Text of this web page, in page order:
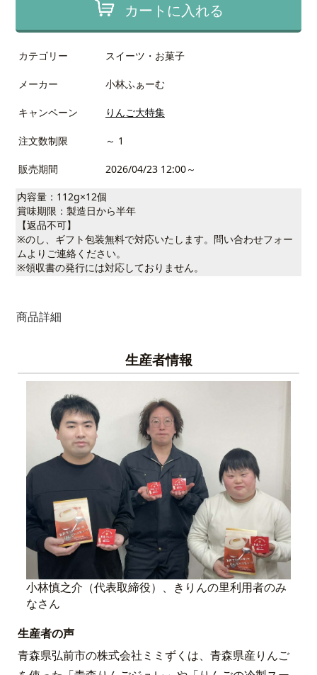
カートに入れる
カテゴリー スイーツ・お菓子
メーカー 小林ふぁーむ
キャンペーン りんご大特集
注文数制限 ～ 1
販売期間 2026/04/23 12:00～
内容量：112g×12個
賞味期限：製造日から半年
【返品不可】
※のし、ギフト包装無料で対応いたします。問い合わせフォー
ムよりご連絡ください。
※領収書の発行には対応しておりません。
商品詳細
生産者情報
小林慎之介（代表取締役）、きりんの里利用者のみ
なさん
生産者の声
青森県弘前市の株式会社ミミずくは、青森県産りんご